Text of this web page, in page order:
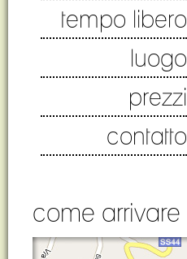
tempo libero
luogo
prezzi
contatto
come arrivare